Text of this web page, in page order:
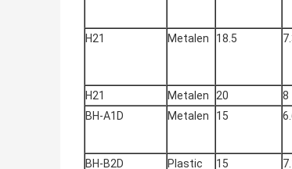
H21 Metalen 18.5
H21 Metalen 20 8
BH-A1D
Metalen 15
BH-B2D Plastic 15